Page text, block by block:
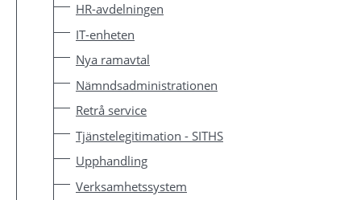
HR-avdelningen
IT-enheten
Nya ramavtal
Nämndsadministrationen
Retrå service
Tjänstelegitimation - SITHS
Upphandling
Verksamhetssystem